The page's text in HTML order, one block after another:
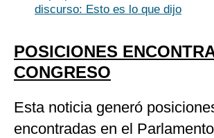
discurso: Esto es lo que dijo
POSICIONES
CONGRESO
Esta noticia generó
encontradas en el